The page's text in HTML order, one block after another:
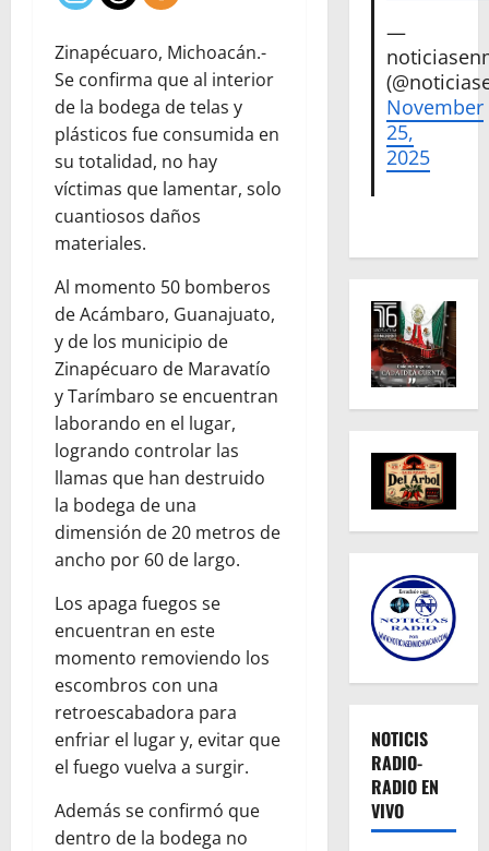
Zinapécuaro, Michoacán.-
Se confirma que al interior
de la bodega de telas y
plásticos fue consumida en
su totalidad, no hay
víctimas que lamentar, solo
cuantiosos daños
materiales.
Al momento 50 bomberos
de Acámbaro, Guanajuato,
y de los municipio de
Zinapécuaro de Maravatío
y Tarímbaro se encuentran
laborando en el lugar,
logrando controlar las
llamas que han destruido
la bodega de una
dimensión de 20 metros de
ancho por 60 de largo.
Los apaga fuegos se
encuentran en este
momento removiendo los
escombros con una
retroescabadora para
enfriar el lugar y, evitar que
el fuego vuelva a surgir.
Además se confirmó que
dentro de la bodega no
—
November
25,
2025
NOTICIS
RADIO-
RADIO EN
VIVO